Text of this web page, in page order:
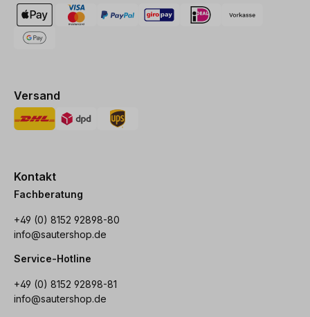
Versand
Kontakt
Fachberatung
+49 (0) 8152 92898-80
info@sautershop.de
Service-Hotline
+49 (0) 8152 92898-81
info@sautershop.de